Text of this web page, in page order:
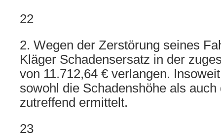
22
2. Wegen der Zerstörung seines
Kläger Schadensersatz in der
von 11.712,64 € verlangen.
sowohl die Schadenshöhe als
zutreffend ermittelt.
23